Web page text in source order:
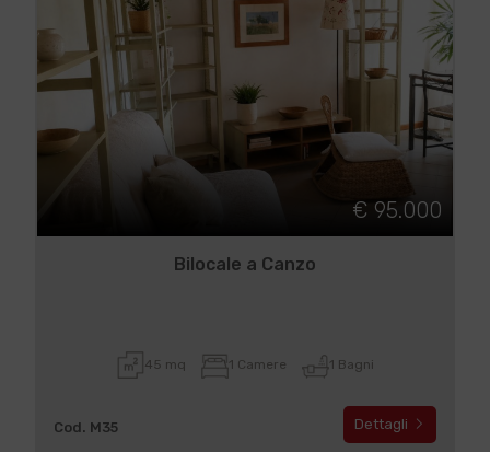
€ 95.000
Bilocale a Canzo
45 mq 1 Camere 1 Bagni
Cod. M35 Dettagli